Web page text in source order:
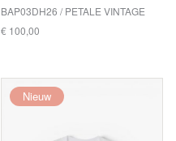
BAP03DH26 / PETALE VINTAGE
€ 100,00
Nieuw